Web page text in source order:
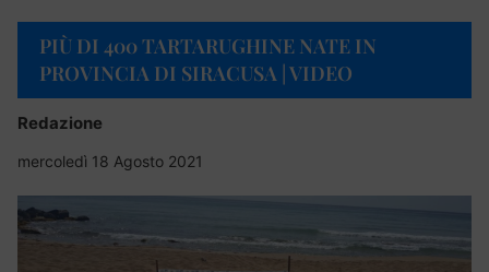
PIÙ DI 400 TARTARUGHINE NATE IN
PROVINCIA DI SIRACUSA | VIDEO
Redazione
mercoledì 18 Agosto 2021